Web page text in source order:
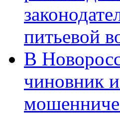
питьевой
В
чиновник